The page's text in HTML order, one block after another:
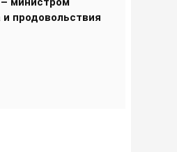
и продовольствия